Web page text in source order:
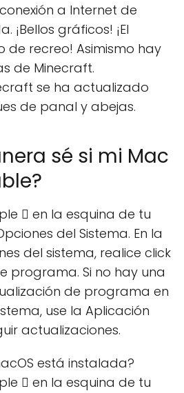
a Internet de
gráficos! ¡El
de recreo! Asimismo hay
de Minecraft.
se ha actualizado
de panal y abejas.
sé si mi Mac
 en la esquina de tu
del Sistema. En la
del sistema, realice click
programa. Si no hay una
de programa en
use la Aplicación
actualizaciones.
está instalada?
 en la esquina de tu